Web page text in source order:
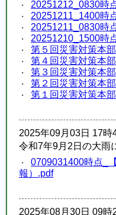
20251212_0830時
20251211_1400時
20251211_0830時
20251210_1500時
第５回災害対策本
第４回災害対策本
第３回災害対策本
第２回災害対策本
第１回災害対策本
2025年09月03日 17時
令和7年9月2日の大雨
0709031400時点_
報）.pdf
2025年08月30日 09時